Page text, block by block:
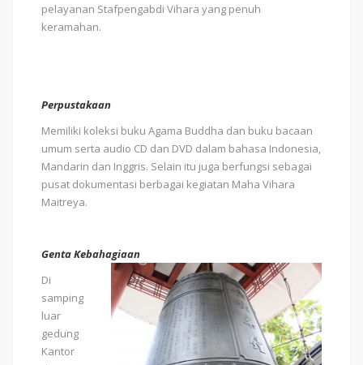
pelayanan Stafpengabdi Vihara yang penuh
keramahan.
Perpustakaan
Memiliki koleksi buku Agama Buddha dan buku bacaan
umum serta audio CD dan DVD dalam bahasa Indonesia,
Mandarin dan Inggris. Selain itu juga berfungsi sebagai
pusat dokumentasi berbagai kegiatan Maha Vihara
Maitreya.
Genta Kebahagiaan
Di
samping
luar
gedung
Kantor